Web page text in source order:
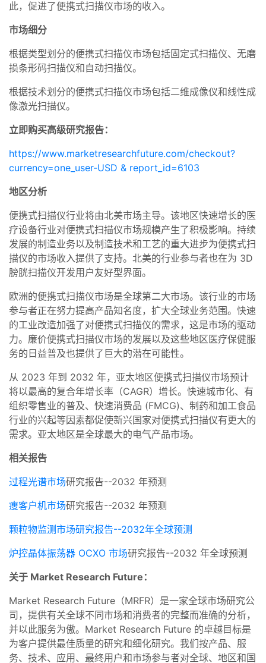
此，促进了便携式扫描仪市场的收入。
市场细分
根据类型划分的便携式扫描仪市场包括固定式扫描仪、无磨
损条形码扫描仪和自动扫描仪。
根据技术划分的便携式扫描仪市场包括二维成像仪和线性成
像激光扫描仪。
立即购买高级研究报告：
https://www.marketresearchfuture.com/checkout?
currency=one_user-USD & report_id=6103
地区分析
便携式扫描仪行业将由北美市场主导。该地区快速增长的医
疗设备行业对便携式扫描仪市场规模产生了积极影响。持续
发展的制造业务以及制造技术和工艺的重大进步为便携式扫
描仪的市场收入提供了支持。北美的行业参与者也在为 3D
膀胱扫描仪开发用户友好型界面。
欧洲的便携式扫描仪市场是全球第二大市场。该行业的市场
参与者正在努力提高产品知名度，扩大全球业务范围。快速
的工业改造加强了对便携式扫描仪的需求，这是市场的驱动
力。廉价便携式扫描仪市场的发展以及这些地区医疗保健服
务的日益普及也提供了巨大的潜在可能性。
从 2023 年到 2032 年，亚太地区便携式扫描仪市场预计
将以最高的复合年增长率（CAGR）增长。快速城市化、有
组织零售业的普及、快速消费品 (FMCG)、制药和加工食品
行业的兴起等因素都促使新兴国家对便携式扫描仪有更大的
需求。亚太地区是全球最大的电气产品市场。
相关报告
过程光谱市场研究报告--2032 年预测
瘦客户机市场研究报告--2032 年预测
颗粒物监测市场研究报告--2032年全球预测
炉控晶体振荡器 OCXO 市场研究报告--2032 年全球预测
关于 Market Research Future：
Market Research Future（MRFR）是一家全球市场研究公
司，提供有关全球不同市场和消费者的完整而准确的分析，
并以此服务为傲。Market Research Future 的卓越目标是
为客户提供最佳质量的研究和细化研究。我们按产品、服
务、技术、应用、最终用户和市场参与者对全球、地区和国